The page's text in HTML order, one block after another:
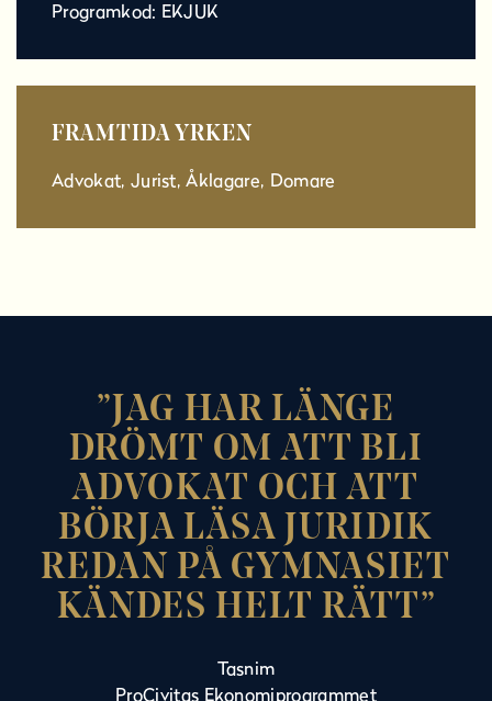
Programkod: EKJUK
FRAMTIDA YRKEN
Advokat, Jurist, Åklagare, Domare
JAG HAR LÄNGE
DRÖMT OM ATT BLI
ADVOKAT OCH ATT
BÖRJA LÄSA JURIDIK
REDAN PÅ GYMNASIET
KÄNDES HELT RÄTT
Tasnim
ProCivitas Ekonomiprogrammet